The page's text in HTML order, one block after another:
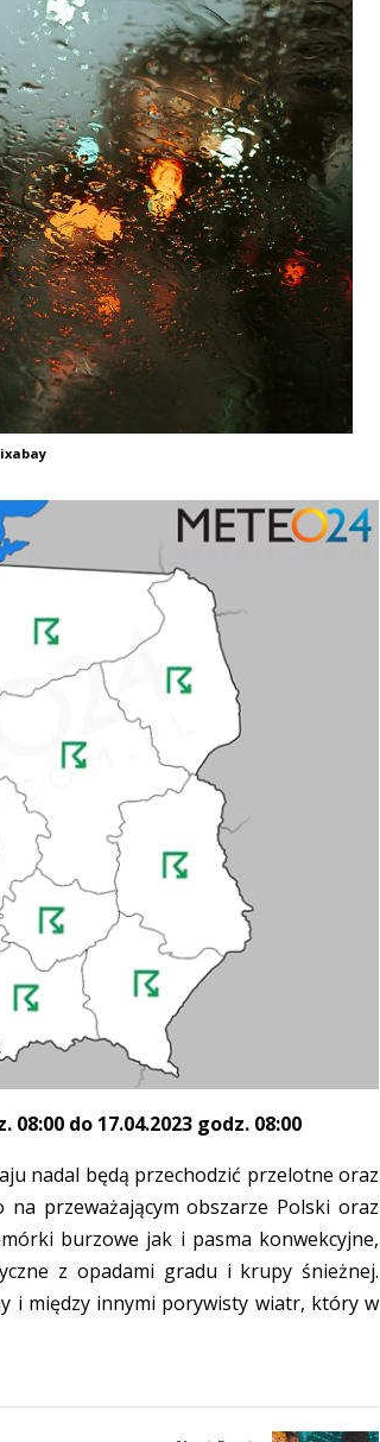
do 17.04.2023 godz. 08:00
nadal będą przechodzić przelotne oraz
przeważającym obszarze Polski oraz
burzowe jak i pasma konwekcyjne,
z opadami gradu i krupy śnieżnej.
i między innymi porywisty wiatr, który w